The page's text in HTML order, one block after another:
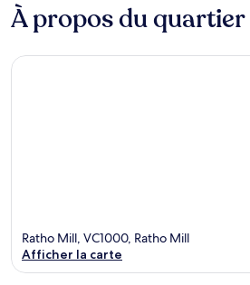
À propos du quartier
Ratho Mill, VC1000, Ratho Mill
Afficher la carte